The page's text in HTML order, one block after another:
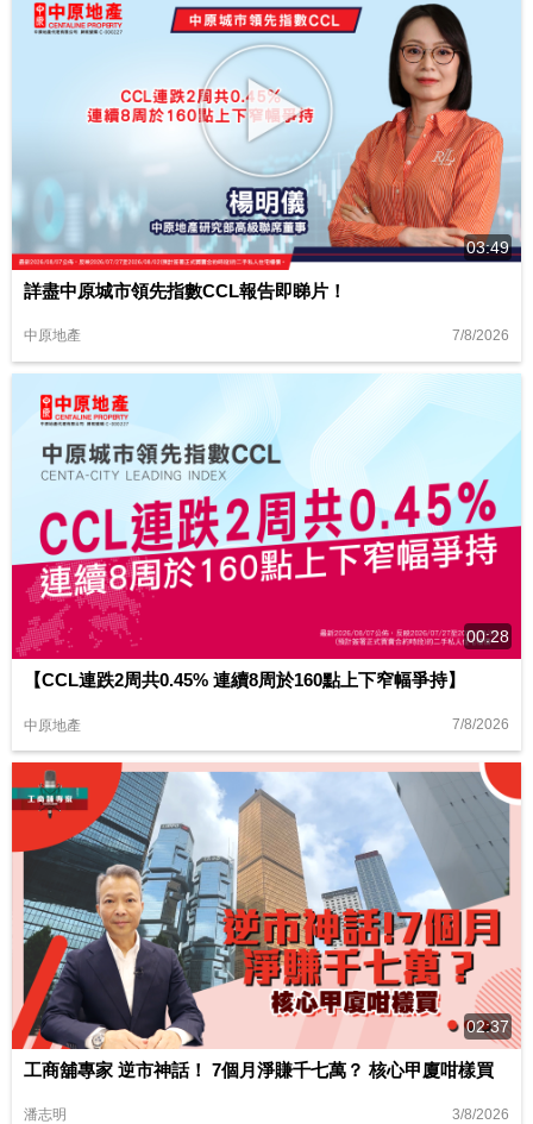
03:49
詳盡中原城市領先指數CCL報告即睇片！
中原地產 7/8/2026
00:28
【CCL連跌2周共0.45% 連續8周於160點上下窄幅爭持】
中原地產 7/8/2026
02:37
工商舖專家 逆市神話！ 7個月淨賺千七萬？ 核心甲廈咁樣買
潘志明 3/8/2026